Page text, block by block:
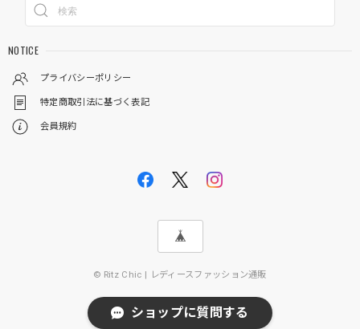
NOTICE
プライバシーポリシー
特定商取引法に基づく表記
会員規約
© Ritz Chic | レディースファッション通販
ショップに質問する